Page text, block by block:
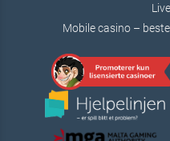
Mobile casino –